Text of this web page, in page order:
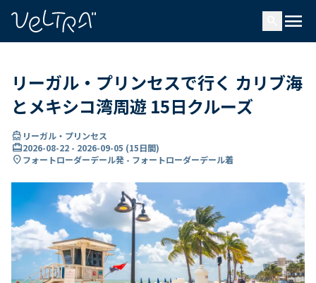
menu
リーガル・プリンセスで行く カリブ海
とメキシコ湾周遊 15日クルーズ
directions_boat リーガル・プリンセス
card_travel2026-08-22 - 2026-09-05 (15日間)
location_onフォートローダーデール発 - フォートローダーデール着